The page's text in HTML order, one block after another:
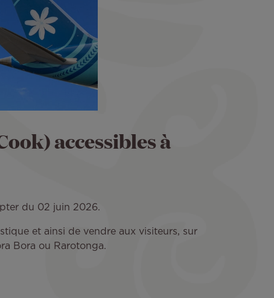
accessibles à
du 02 juin 2026.
et ainsi de vendre aux visiteurs, sur
Bora ou Rarotonga.